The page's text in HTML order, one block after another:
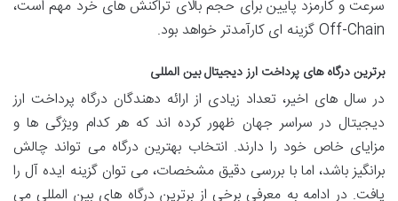
سرعت و کارمزد پایین برای حجم بالای تراکنش های خرد مهم است،
Off-Chain گزینه ای کارآمدتر خواهد بود.
برترین درگاه های پرداخت ارز دیجیتال بین المللی
در سال های اخیر، تعداد زیادی از ارائه دهندگان درگاه پرداخت ارز
دیجیتال در سراسر جهان ظهور کرده اند که هر کدام ویژگی ها و
مزایای خاص خود را دارند. انتخاب بهترین درگاه می تواند چالش
برانگیز باشد، اما با بررسی دقیق مشخصات، می توان گزینه ایده آل را
یافت. در ادامه به معرفی برخی از برترین درگاه های بین المللی می